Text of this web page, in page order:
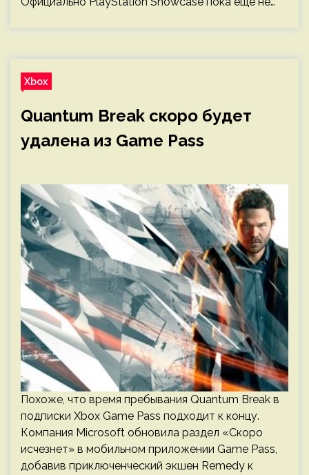
Xbox
Quantum Break скоро будет
удалена из Game Pass
Похоже, что время пребывания Quantum Break в
подписки Xbox Game Pass подходит к концу.
Компания Microsoft обновила раздел «Скоро
исчезнет» в мобильном приложении Game Pass,
добавив приключенческий экшен Remedy к